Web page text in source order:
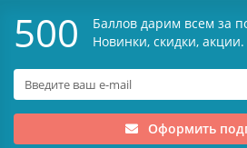
500
Баллов дарим всем за
Новинки, скидки, акции.
Оформить